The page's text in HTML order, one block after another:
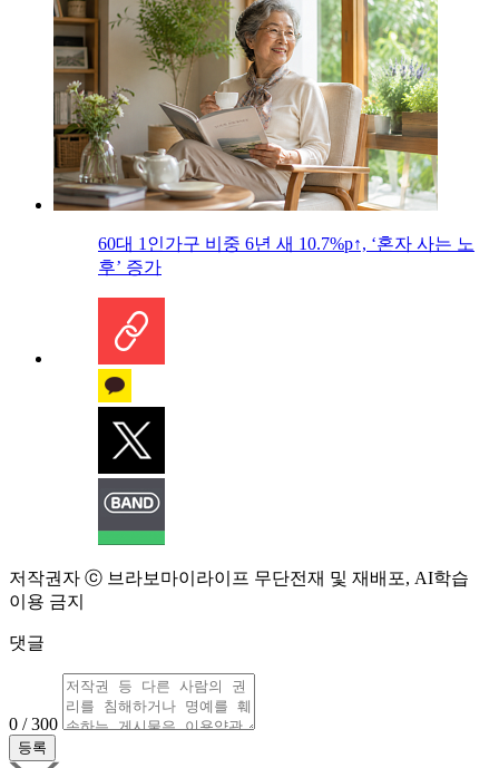
60대 1인가구 비중 6년 새 10.7%p↑, ‘혼자 사는 노
후’ 증가
저작권자 ⓒ 브라보마이라이프 무단전재 및 재배포, AI학습
이용 금지
댓글
0 / 300